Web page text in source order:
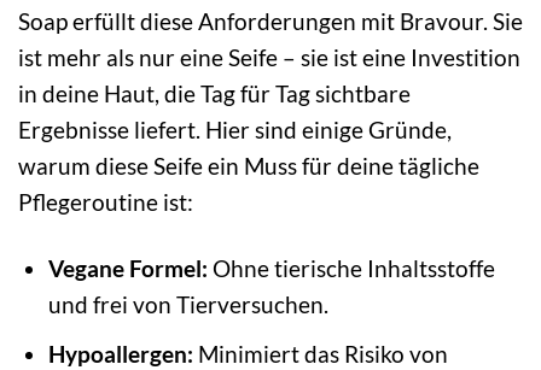
Soap erfüllt diese Anforderungen mit Bravour. Sie
ist mehr als nur eine Seife – sie ist eine Investition
in deine Haut, die Tag für Tag sichtbare
Ergebnisse liefert. Hier sind einige Gründe,
warum diese Seife ein Muss für deine tägliche
Pflegeroutine ist:
Vegane Formel: Ohne tierische Inhaltsstoffe
und frei von Tierversuchen.
Hypoallergen: Minimiert das Risiko von